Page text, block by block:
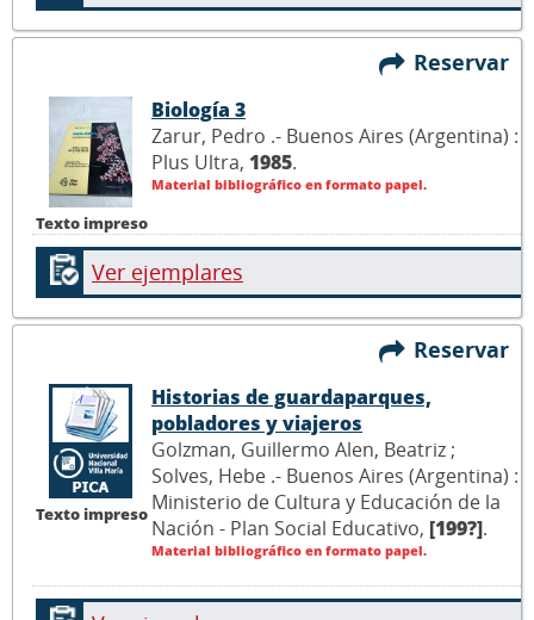
Reservar
Texto impreso
Biología 3
Zarur, Pedro .- Buenos Aires (Argentina) :
Plus Ultra, 1985.
Material bibliográfico en formato papel.
Ver ejemplares
Reservar
Texto impreso
Historias de guardaparques,
pobladores y viajeros
Golzman, Guillermo Alen, Beatriz ;
Solves, Hebe .- Buenos Aires (Argentina) :
Ministerio de Cultura y Educación de la
Nación - Plan Social Educativo, [199?].
Material bibliográfico en formato papel.